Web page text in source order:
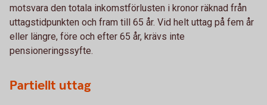
motsvara den totala inkomstförlusten i kronor räknad från
uttagstidpunkten och fram till 65 år. Vid helt uttag på fem år
eller längre, före och efter 65 år, krävs inte
pensioneringssyfte.
Partiellt uttag